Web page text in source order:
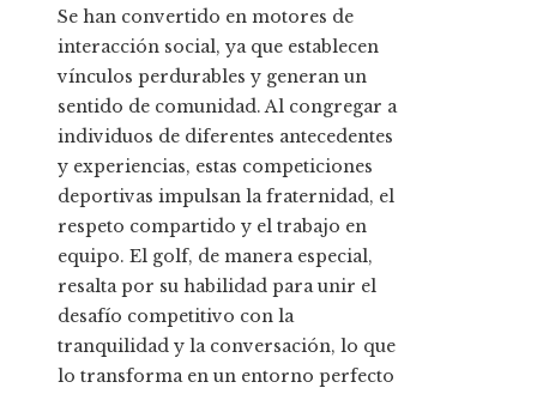
Se han convertido en motores de
interacción social, ya que establecen
vínculos perdurables y generan un
sentido de comunidad. Al congregar a
individuos de diferentes antecedentes
y experiencias, estas competiciones
deportivas impulsan la fraternidad, el
respeto compartido y el trabajo en
equipo. El golf, de manera especial,
resalta por su habilidad para unir el
desafío competitivo con la
tranquilidad y la conversación, lo que
lo transforma en un entorno perfecto